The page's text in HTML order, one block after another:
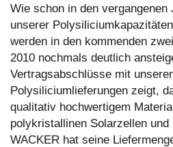
Wie schon in den
unserer
werden in den kommenden
2010 nochmals deutlich
Vertragsabschlüsse mit
Polysiliciumlieferungen zeigt,
qualitativ hochwertigem
polykristallinen Solarzellen
WACKER hat seine